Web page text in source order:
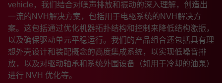
vehicle，我们结合对噪声排放和振动的深入理解，创造出
一流的NVH解决方案，包括用于电驱系统的NVH解决方
案。这包括通过优化机器拓扑结构和控制来降低结构激振，
以及确保驱动单元平稳运行。我们的产品组合还包括具有理
想外壳设计和装配概念的高度集成系统，以实现低噪音排
放，以及对驱动轴承和系统外围设备（如用于冷却的油泵）
进行 NVH 优化等。